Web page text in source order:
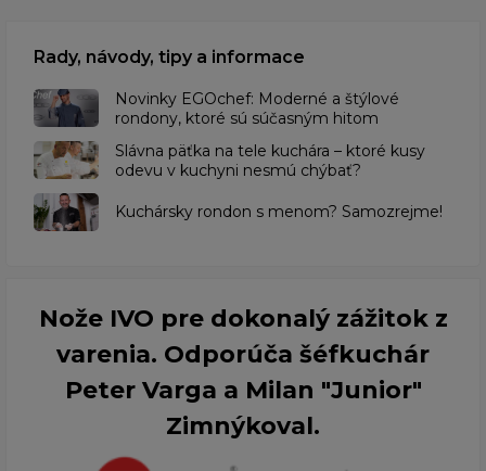
Rady, návody, tipy a informace
Novinky EGOchef: Moderné a štýlové
rondony, ktoré sú súčasným hitom
Slávna päťka na tele kuchára – ktoré kusy
odevu v kuchyni nesmú chýbať?
Kuchársky rondon s menom? Samozrejme!
Nože IVO pre dokonalý zážitok z
varenia. Odporúča šéfkuchár
Peter Varga a Milan "Junior"
Zimnýkoval.